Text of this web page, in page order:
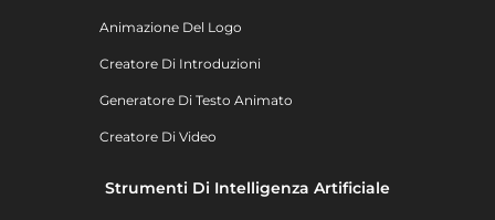
Animazione Del Logo
Creatore Di Introduzioni
Generatore Di Testo Animato
Creatore Di Video
Strumenti Di Intelligenza Artificiale